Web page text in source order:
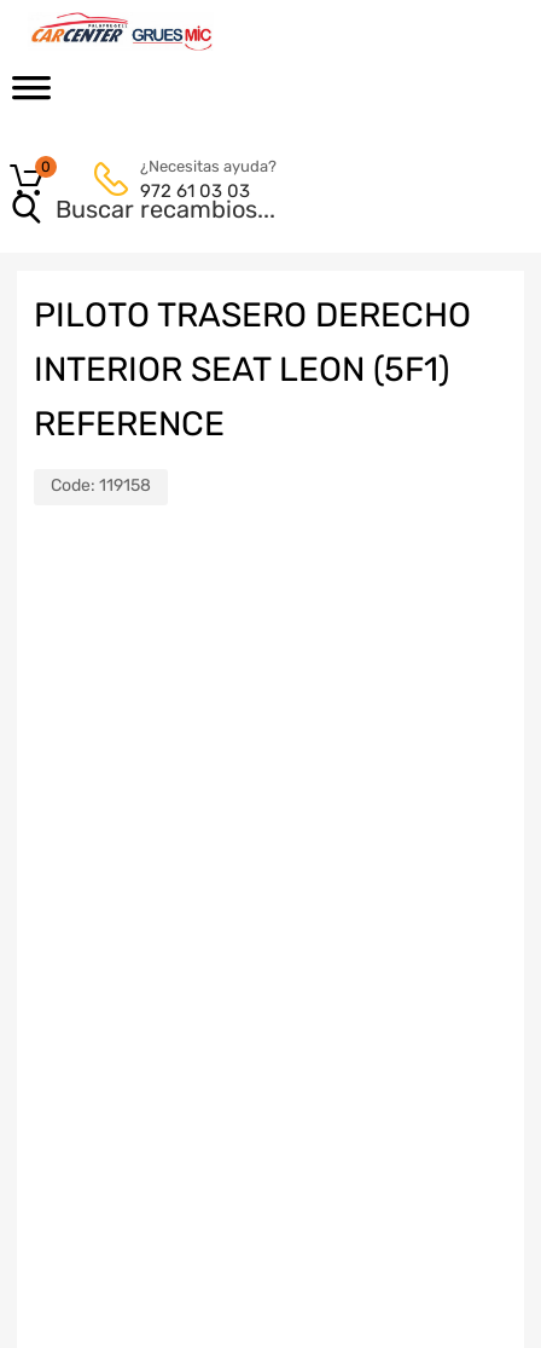
¿Necesitas ayuda?
972 61 03 03
0
PILOTO TRASERO DERECHO
INTERIOR SEAT LEON (5F1)
REFERENCE
Code: 119158